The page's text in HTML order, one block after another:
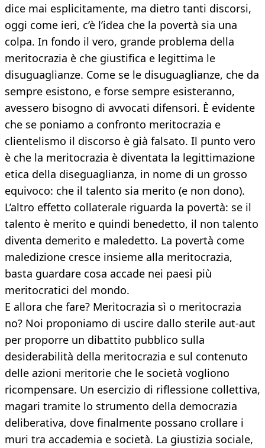
dice mai esplicitamente, ma dietro tanti discorsi,
oggi come ieri, c’è l’idea che la povertà sia una
colpa. In fondo il vero, grande problema della
meritocrazia è che giustifica e legittima le
disuguaglianze. Come se le disuguaglianze, che da
sempre esistono, e forse sempre esisteranno,
avessero bisogno di avvocati difensori. È evidente
che se poniamo a confronto meritocrazia e
clientelismo il discorso è già falsato. Il punto vero
è che la meritocrazia è diventata la legittimazione
etica della diseguaglianza, in nome di un grosso
equivoco: che il talento sia merito (e non dono).
L’altro effetto collaterale riguarda la povertà: se il
talento è merito e quindi benedetto, il non talento
diventa demerito e maledetto. La povertà come
maledizione cresce insieme alla meritocrazia,
basta guardare cosa accade nei paesi più
meritocratici del mondo.
E allora che fare? Meritocrazia sì o meritocrazia
no? Noi proponiamo di uscire dallo sterile aut-aut
per proporre un dibattito pubblico sulla
desiderabilità della meritocrazia e sul contenuto
delle azioni meritorie che le società vogliono
ricompensare. Un esercizio di riflessione collettiva,
magari tramite lo strumento della democrazia
deliberativa, dove finalmente possano crollare i
muri tra accademia e società. La giustizia sociale,